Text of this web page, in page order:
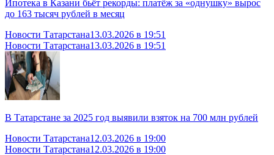
Ипотека в Казани бьёт рекорды: платёж за «однушку» вырос
до 163 тысяч рублей в месяц
Новости Татарстана13.03.2026 в 19:51
Новости Татарстана13.03.2026 в 19:51
В Татарстане за 2025 год выявили взяток на 700 млн рублей
Новости Татарстана12.03.2026 в 19:00
Новости Татарстана12.03.2026 в 19:00